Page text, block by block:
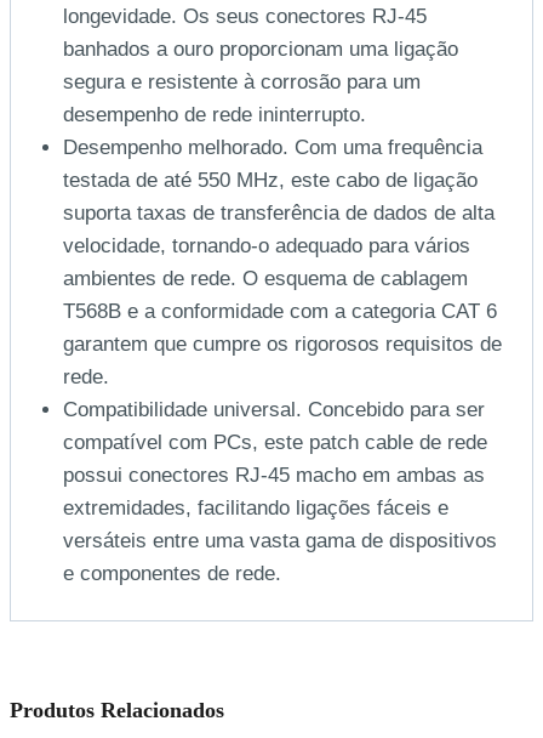
longevidade. Os seus conectores RJ-45
banhados a ouro proporcionam uma ligação
segura e resistente à corrosão para um
desempenho de rede ininterrupto.
Desempenho melhorado. Com uma frequência
testada de até 550 MHz, este cabo de ligação
suporta taxas de transferência de dados de alta
velocidade, tornando-o adequado para vários
ambientes de rede. O esquema de cablagem
T568B e a conformidade com a categoria CAT 6
garantem que cumpre os rigorosos requisitos de
rede.
Compatibilidade universal. Concebido para ser
compatível com PCs, este patch cable de rede
possui conectores RJ-45 macho em ambas as
extremidades, facilitando ligações fáceis e
versáteis entre uma vasta gama de dispositivos
e componentes de rede.
Produtos Relacionados